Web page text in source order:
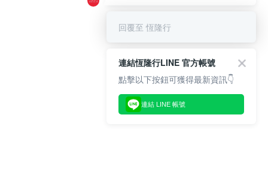
回覆至 恆隆行
連結恆隆行LINE 官方帳號
點擊以下按鈕可獲得最新資訊👇
連結 LINE 帳號